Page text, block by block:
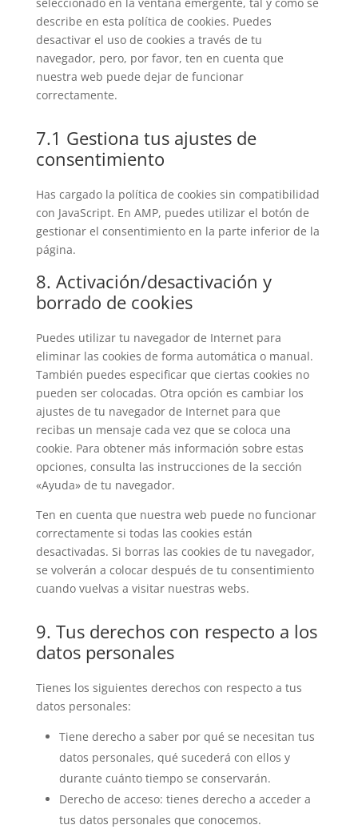
describe en esta política de cookies. Puedes
desactivar el uso de cookies a través de tu
navegador, pero, por favor, ten en cuenta que
nuestra web puede dejar de funcionar
correctamente.
7.1 Gestiona tus ajustes de
consentimiento
Has cargado la política de cookies sin compatibilidad
con JavaScript. En AMP, puedes utilizar el botón de
gestionar el consentimiento en la parte inferior de la
página.
8. Activación/desactivación y
borrado de cookies
Puedes utilizar tu navegador de Internet para
eliminar las cookies de forma automática o manual.
También puedes especificar que ciertas cookies no
pueden ser colocadas. Otra opción es cambiar los
ajustes de tu navegador de Internet para que
recibas un mensaje cada vez que se coloca una
cookie. Para obtener más información sobre estas
opciones, consulta las instrucciones de la sección
«Ayuda» de tu navegador.
Ten en cuenta que nuestra web puede no funcionar
correctamente si todas las cookies están
desactivadas. Si borras las cookies de tu navegador,
se volverán a colocar después de tu consentimiento
cuando vuelvas a visitar nuestras webs.
9. Tus derechos con respecto a los
datos personales
Tienes los siguientes derechos con respecto a tus
datos personales:
Tiene derecho a saber por qué se necesitan tus
datos personales, qué sucederá con ellos y
durante cuánto tiempo se conservarán.
Derecho de acceso: tienes derecho a acceder a
tus datos personales que conocemos.